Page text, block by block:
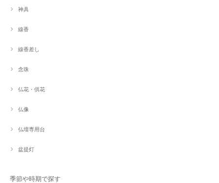
神具
線香
線香差し
念珠
仏花・供花
仏像
仏壇専用台
盆提灯
季節や時期で探す